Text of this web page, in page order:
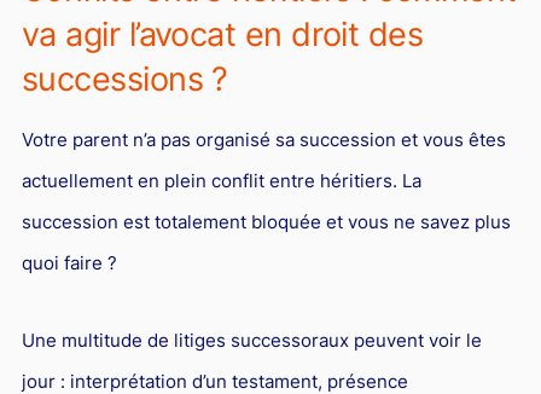
va agir l’avocat en droit des
successions ?
Votre parent n’a pas organisé sa succession et vous êtes
actuellement en plein conflit entre héritiers. La
succession est totalement bloquée et vous ne savez plus
quoi faire ?
Une multitude de litiges successoraux peuvent voir le
jour : interprétation d’un testament, présence